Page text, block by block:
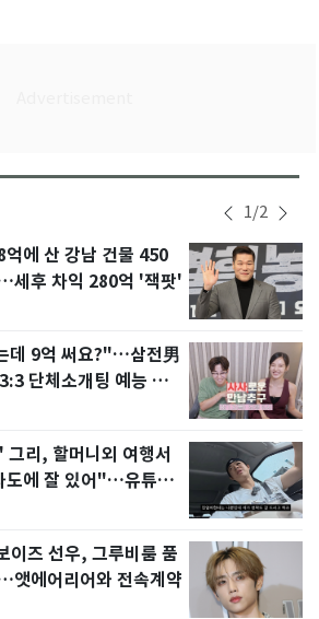
1/2
에 산 강남 건물 450
세후 차익 280억 '잭팟'
데 9억 써요?"…삼전男
단체소개팅 예능 화
리, 할머니외 여행서
도에 잘 있어"…유튜브
이즈 선우, 그루비룸 품
앳에어리어와 전속계약